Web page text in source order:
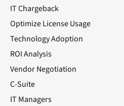
IT Chargeback
Optimize License Usage
Technology Adoption
ROI Analysis
Vendor Negotiation
C-Suite
IT Managers